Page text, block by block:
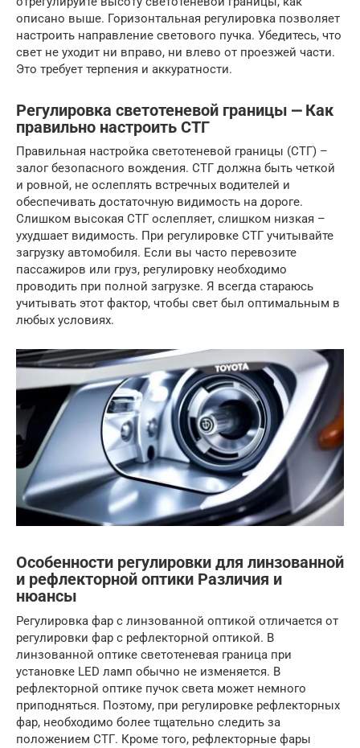
описано выше. Горизонтальная регулировка позволяет
настроить направление светового пучка. Убедитесь, что
свет не уходит ни вправо, ни влево от проезжей части.
Это требует терпения и аккуратности.
Регулировка светотеневой границы ⎼ Как
правильно настроить СТГ
Правильная настройка светотеневой границы (СТГ) –
залог безопасного вождения. СТГ должна быть четкой
и ровной, не ослеплять встречных водителей и
обеспечивать достаточную видимость на дороге.
Слишком высокая СТГ ослепляет, слишком низкая –
ухудшает видимость. При регулировке СТГ учитывайте
загрузку автомобиля. Если вы часто перевозите
пассажиров или груз, регулировку необходимо
проводить при полной загрузке. Я всегда стараюсь
учитывать этот фактор, чтобы свет был оптимальным в
любых условиях.
Особенности регулировки для линзованной
и рефлекторной оптики Различия и
нюансы
Регулировка фар с линзованной оптикой отличается от
регулировки фар с рефлекторной оптикой. В
линзованной оптике светотеневая граница при
установке LED ламп обычно не изменяется. В
рефлекторной оптике пучок света может немного
приподняться. Поэтому, при регулировке рефлекторных
фар, необходимо более тщательно следить за
положением СТГ. Кроме того, рефлекторные фары